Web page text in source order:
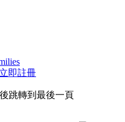
立即註冊
跳轉到最後一頁